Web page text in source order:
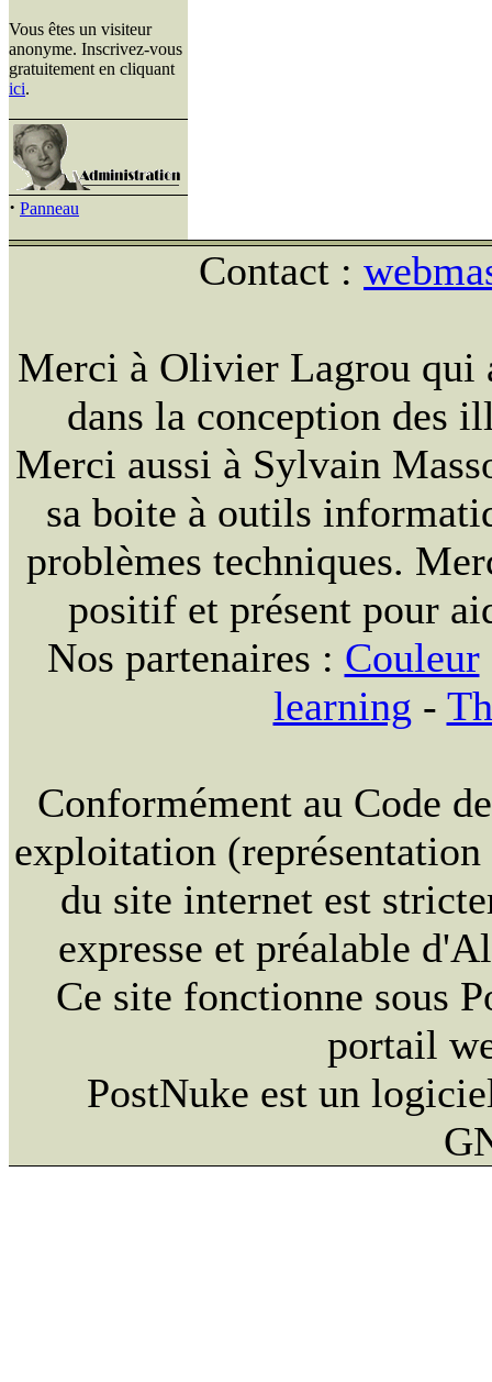
Vous êtes un visiteur
anonyme. Inscrivez-vous
gratuitement en cliquant
ici.
· Panneau
Contact :
Merci à Olivier Lagrou qui
dans la conception des
Merci aussi à Sylvain
sa boite à outils
problèmes techniques.
positif et présent pour
Nos partenaires : Couleur
learning -
Conformément au Code
exploitation
du site internet est
expresse et préalable
Ce site fonctionne sous
portail
PostNuke est un